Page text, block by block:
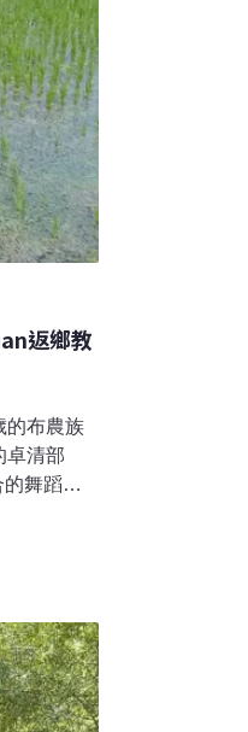
返鄉教
的布農族
卓清部
舞蹈，
貌主持
」，鼓
的學習，
，進而運
想像。成
潘子星提